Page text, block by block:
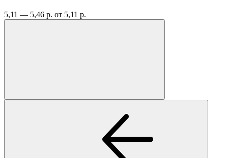
5,11 — 5,46 р. от 5,11 р.